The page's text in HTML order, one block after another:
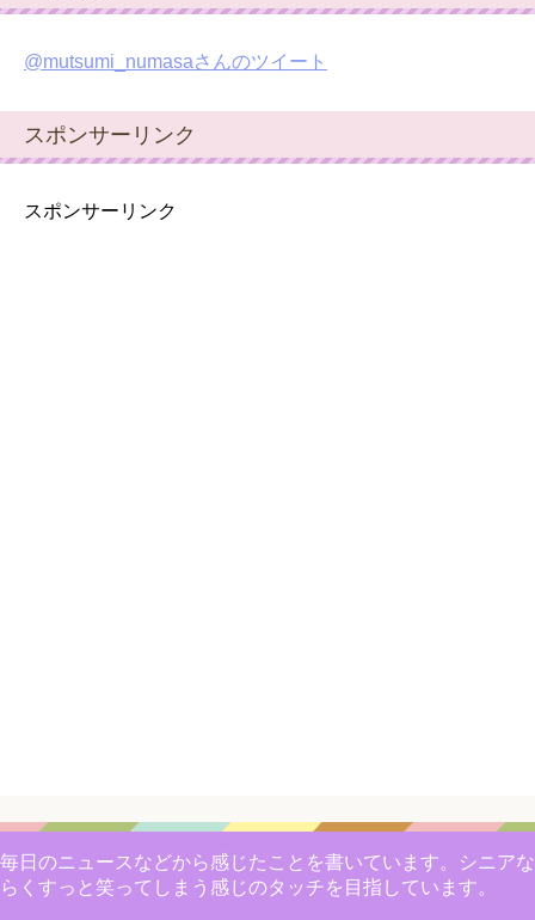
@mutsumi_numasaさんのツイート
スポンサーリンク
スポンサーリンク
毎日のニュースなどから感じたことを書いています。シニアな
らくすっと笑ってしまう感じのタッチを目指しています。